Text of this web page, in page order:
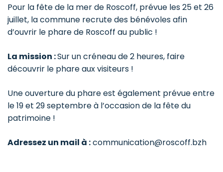
Pour la fête de la mer de Roscoff, prévue les 25 et 26
juillet, la commune recrute des bénévoles afin
d’ouvrir le phare de Roscoff au public !
La mission :Sur un créneau de 2 heures, faire
découvrir le phare aux visiteurs !
Une ouverture du phare est également prévue entre
le 19 et 29 septembre à l’occasion de la fête du
patrimoine !
Adressez un mail à :communication@roscoff.bzh